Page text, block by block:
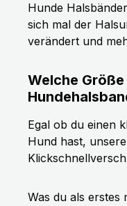
Hunde
sich mal der
verändert und
Welche
Egal ob du einen
Hund hast,
Was du als erstes